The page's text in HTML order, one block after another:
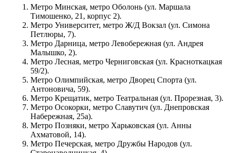
Метро Минская, метро Оболонь (ул. Маршала
Тимошенко, 21, корпус 2).
Метро Университет, метро Ж/Д Вокзал (ул. Симона
Петлюры, 7).
Метро Дарница, метро Левобережная (ул. Андрея
Малышко, 2).
Метро Лесная, метро Черниговская (ул. Красноткацкая
59/2).
Метро Олимпийская, метро Дворец Спорта (ул.
Антоновича, 59).
Метро Крещатик, метро Театральная (ул. Прорезная, 3).
Метро Осокорки, метро Славутич (ул. Днепровская
Набережная, 25а).
Метро Позняки, метро Харьковская (ул. Анны
Ахматовой, 14).
Метро Печерская, метро Дружбы Народов (ул.